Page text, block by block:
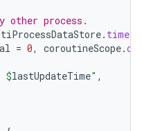
other process.
.
= 0, coroutineScope.
$lastUpdateTime" ,